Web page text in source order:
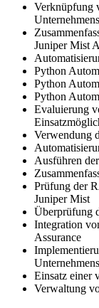
Verknüpfung
Juniper Mist
Python
Python
Python
Evaluierung
Verwendung
Ausführen
Prüfung der
Juniper Mist
Überprüfung
Integration
Assurance
Einsatz einer
Verwaltung